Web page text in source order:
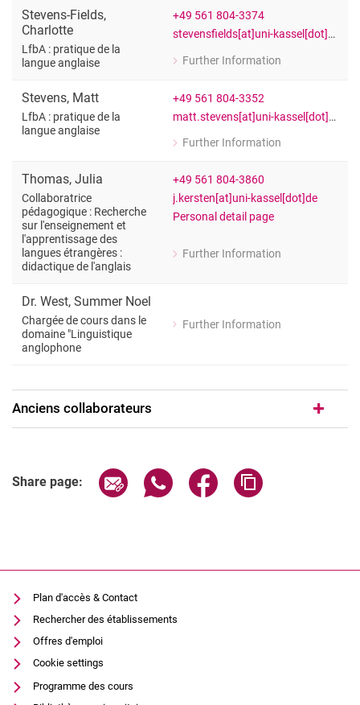
Stevens-Fields,
Charlotte
LfbA : pratique de la
langue anglaise
+49 561 804-3374
stevensfields[at]uni-kassel[dot]de
Further Information
for Charlotte Stevens-Fields
Stevens, Matt
LfbA : pratique de la
langue anglaise
+49 561 804-3352
matt.stevens[at]uni-kassel[dot]de
Further Information
for Matt Stevens
Thomas, Julia
Collaboratrice
pédagogique : Recherche
sur l'enseignement et
l'apprentissage des
langues étrangères :
didactique de l'anglais
+49 561 804-3860
j.kersten[at]uni-kassel[dot]de
Personal detail page
Further Information
for Julia Thomas
Dr. West, Summer Noel
Chargée de cours dans le
domaine "Linguistique
anglophone
Further Information
for Dr. Summer Noel West
Anciens collaborateurs
Share page: Share page via email
Share page via WhatsApp
Share page via
Plan d'accès & Contact
Rechercher des établissements
Offres d'emploi
Cookie settings
Programme des cours